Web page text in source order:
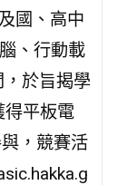
國、高中
、行動載
於旨揭學
得平板電
，競賽活